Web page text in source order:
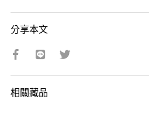
分享本文
相關藏品